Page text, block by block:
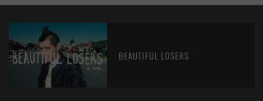
BEAUTIFUL LOSERS